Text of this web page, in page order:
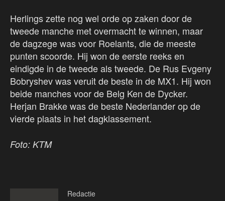
Herlings zette nog wel orde op zaken door de
tweede manche met overmacht te winnen, maar
de dagzege was voor Roelants, die de meeste
punten scoorde. Hij won de eerste reeks en
eindigde in de tweede als tweede. De Rus Evgeny
Bobryshev was veruit de beste in de MX1. Hij won
beide manches voor de Belg Ken de Dycker.
Herjan Brakke was de beste Nederlander op de
vierde plaats in het dagklassement.
Foto: KTM
Redactie